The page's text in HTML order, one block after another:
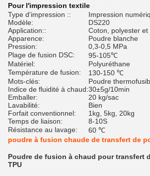
Pour l'impression textile
Type d'impression ::
Impression
Modèle:
DS220
Application::
Coton, polyester
Apparence:
Poudre blanche
Pression:
0,3-0,5 MPa
Plage de fusion DSC:
95-105℃
Matériel:
Polyuréthane
Température de fusion:
130-150 ℃
Mots-clés:
Poudre
Indice de fluidité à chaud:30±5g/10min
Emballer:
20 kg/sac
Lavabilité:
Bien
Forfait conventionnel:
1kg, 5kg, 20kg
Temps de liaison:
8-10S
Résistance au lavage:
60 ℃
poudre à fusion chaude de transfert de
Poudre de fusion à chaud pour transfert
TPU